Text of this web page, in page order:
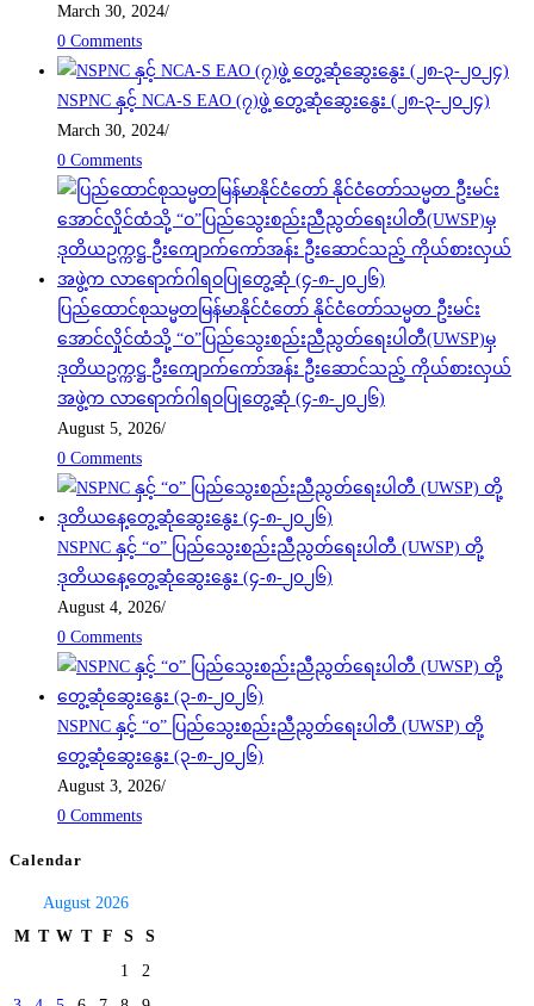
March 30, 2024/
0 Comments
NSPNC နှင့် NCA-S EAO (၇)ဖွဲ့ တွေ့ဆုံဆွေးနွေး (၂၈-၃-၂၀၂၄)
March 30, 2024/
0 Comments
ပြည်ထောင်စုသမ္မတမြန်မာနိုင်ငံတော် နိုင်ငံတော်သမ္မတ ဦးမင်း
အောင်လှိုင်ထံသို့ “ဝ”ပြည်သွေးစည်းညီညွတ်ရေးပါတီ(UWSP)မှ
ဒုတိယဥက္ကဋ္ဌ ဦးကျောက်ကော်အန်း ဦးဆောင်သည့် ကိုယ်စားလှယ်
အဖွဲ့က လာရောက်ဂါရဝပြုတွေ့ဆုံ (၄-၈-၂၀၂၆)
August 5, 2026/
0 Comments
NSPNC နှင့် “ဝ” ပြည်သွေးစည်းညီညွတ်ရေးပါတီ (UWSP) တို့
ဒုတိယနေ့တွေ့ဆုံဆွေးနွေး (၄-၈-၂၀၂၆)
August 4, 2026/
0 Comments
NSPNC နှင့် “ဝ” ပြည်သွေးစည်းညီညွတ်ရေးပါတီ (UWSP) တို့
တွေ့ဆုံဆွေးနွေး (၃-၈-၂၀၂၆)
August 3, 2026/
0 Comments
Calendar
August 2026
M T W T F S
S
1
2